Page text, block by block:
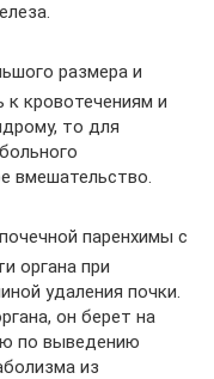
размера и
кровотечениям и
то для
вмешательство.
паренхимы с
органа при
удаления почки.
он берет на
по выведению
из